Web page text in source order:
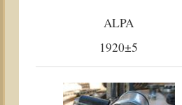
ALPA
1920±5